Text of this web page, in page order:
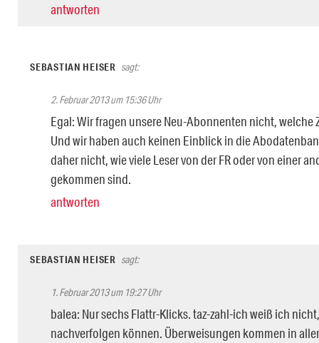
antworten
SEBASTIAN HEISER sagt:
2. Februar 2013 um 15:36 Uhr
Egal: Wir fragen unsere Neu-Abonnenten nicht, welche
Und wir haben auch keinen Einblick in die
daher nicht, wie viele Leser von der FR oder von einer
gekommen sind.
antworten
SEBASTIAN HEISER sagt:
1. Februar 2013 um 19:27 Uhr
balea: Nur sechs Flattr-Klicks. taz-zahl-ich weiß ich
nachverfolgen können. Überweisungen kommen in